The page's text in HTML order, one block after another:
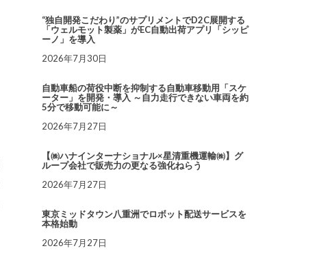
“独自開発こだわり”のサプリメントでD2C展開する
「ウェルモット製薬」がEC自動出荷アプリ「シッピ
ーノ」を導入
2026年7月30日
自動車船の荷役中断を抑制する自動車移動用「スケ
ーター」を開発・導入 ～自力走行できない車両を約
5分で移動可能に～
2026年7月27日
【㈱ハナインターナショナル×星清重機運輸㈱】グ
ループ会社で販売力の更なる強化ねらう
2026年7月27日
東京ミッドタウン八重洲でロボット配送サービスを
本格始動
2026年7月27日